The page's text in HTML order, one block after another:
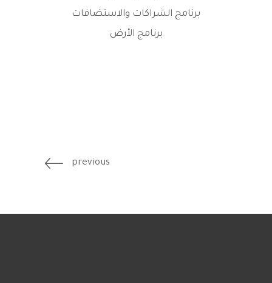
برنامج الشراكات والاستضافات
برنامج الأرض
previous